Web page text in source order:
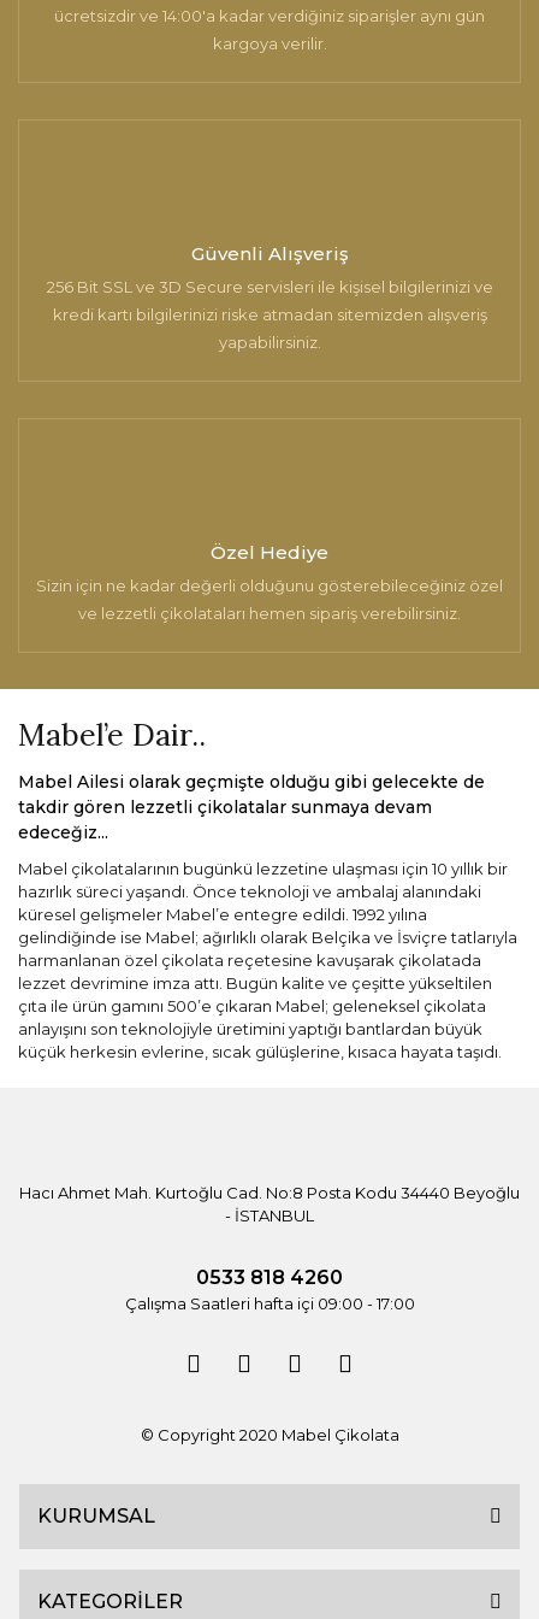
ücretsizdir ve 14:00'a kadar verdiğiniz siparişler aynı gün
kargoya verilir.
Güvenli Alışveriş
256 Bit SSL ve 3D Secure servisleri ile kişisel bilgilerinizi ve
kredi kartı bilgilerinizi riske atmadan sitemizden alışveriş
yapabilirsiniz.
Özel Hediye
Sizin için ne kadar değerli olduğunu gösterebileceğiniz özel
ve lezzetli çikolataları hemen sipariş verebilirsiniz.
Mabel’e Dair..
Mabel Ailesi olarak geçmişte olduğu gibi gelecekte de
takdir gören lezzetli çikolatalar sunmaya devam
edeceğiz...
Mabel çikolatalarının bugünkü lezzetine ulaşması için 10 yıllık bir
hazırlık süreci yaşandı. Önce teknoloji ve ambalaj alanındaki
küresel gelişmeler Mabel’e entegre edildi. 1992 yılına
gelindiğinde ise Mabel; ağırlıklı olarak Belçika ve İsviçre tatlarıyla
harmanlanan özel çikolata reçetesine kavuşarak çikolatada
lezzet devrimine imza attı. Bugün kalite ve çeşitte yükseltilen
çıta ile ürün gamını 500’e çıkaran Mabel; geleneksel çikolata
anlayışını son teknolojiyle üretimini yaptığı bantlardan büyük
küçük herkesin evlerine, sıcak gülüşlerine, kısaca hayata taşıdı.
Hacı Ahmet Mah. Kurtoğlu Cad. No:8 Posta Kodu 34440 Beyoğlu
- İSTANBUL
0533 818 4260
Çalışma Saatleri hafta içi 09:00 - 17:00
© Copyright 2020 Mabel Çikolata
KURUMSAL
KATEGORİLER